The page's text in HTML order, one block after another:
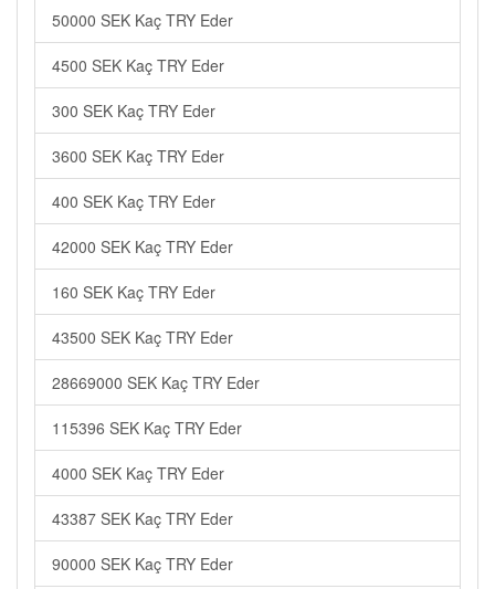
50000 SEK Kaç TRY Eder
4500 SEK Kaç TRY Eder
300 SEK Kaç TRY Eder
3600 SEK Kaç TRY Eder
400 SEK Kaç TRY Eder
42000 SEK Kaç TRY Eder
160 SEK Kaç TRY Eder
43500 SEK Kaç TRY Eder
28669000 SEK Kaç TRY Eder
115396 SEK Kaç TRY Eder
4000 SEK Kaç TRY Eder
43387 SEK Kaç TRY Eder
90000 SEK Kaç TRY Eder